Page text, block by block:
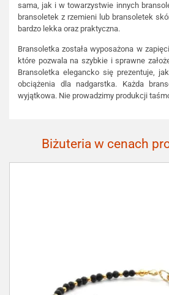
sama, jak i w towarzystwie innych
bransoletek z rzemieni lub bransoletek
bardzo lekka oraz praktyczna.
Bransoletka została wyposażona w
które pozwala na szybkie i sprawne
Bransoletka elegancko się prezentuje,
obciążenia dla nadgarstka. Każda
wyjątkowa. Nie prowadzimy produkcji
Biżuteria w cenach